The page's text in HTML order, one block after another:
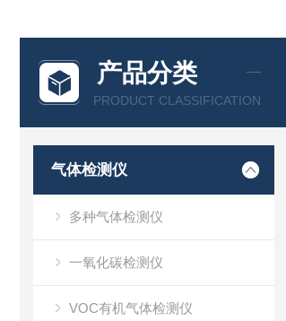
产品分类
PRODUCT CLASSIFICATION
气体检测仪
多种气体检测仪
一氧化碳检测仪
VOC有机气体检测仪